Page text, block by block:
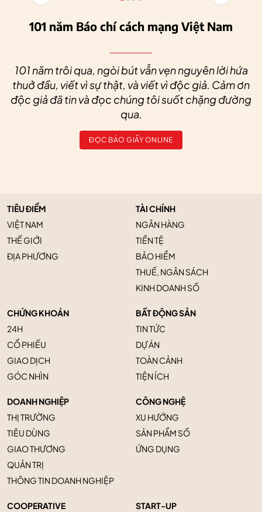
101 năm Báo chí cách mạng Việt Nam
101 năm trôi qua, ngòi bút vẫn vẹn nguyên lời hứa
thuở đầu, viết vì sự thật, và viết vì độc giả. Cảm ơn
độc giả đã tin và đọc chúng tôi suốt chặng đường
qua.
ĐỌC BÁO GIẤY ONLINE
TIÊU ĐIỂM
VIỆT NAM
THẾ GIỚI
ĐỊA PHƯƠNG
TÀI CHÍNH
NGÂN HÀNG
TIỀN TỆ
BẢO HIỂM
THUẾ, NGÂN SÁCH
KINH DOANH SỐ
CHỨNG KHOÁN
24H
CỔ PHIẾU
GIAO DỊCH
GÓC NHÌN
BẤT ĐỘNG SẢN
TIN TỨC
DỰ ÁN
TOÀN CẢNH
TIỆN ÍCH
DOANH NGHIỆP
THỊ TRƯỜNG
TIÊU DÙNG
GIAO THƯƠNG
QUẢN TRỊ
THÔNG TIN DOANH NGHIỆP
CÔNG NGHỆ
XU HƯỚNG
SẢN PHẨM SỐ
ỨNG DỤNG
COOPERATIVE
START-UP